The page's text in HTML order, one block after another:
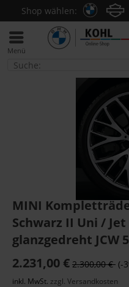
Shop wählen:
Menü
MINI
MINI
Schwarz II Uni /
glanzgedreht JCW
2.231,00 € 2.300,00 € (-
inkl. MwSt. zzgl. Versandkosten